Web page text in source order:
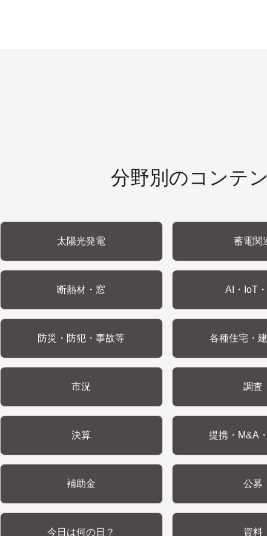
分野別のコンテ
太陽光発電 蓄電関
断熱材・窓 AI・IoT
防災・防犯・事故等 各種住宅・
市況 調査
決算 提携・M&A
補助金 公募
今日は何の日？ 資料